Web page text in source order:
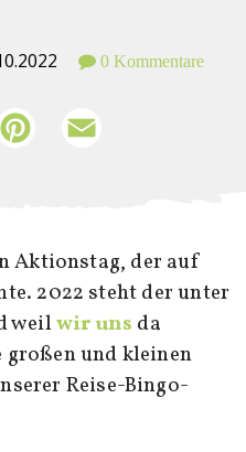
0 Kommentare
Pinterest
Aktionstag, der auf
2022 steht der unter
weilwir uns da
und kleinen
Reise-Bingo-